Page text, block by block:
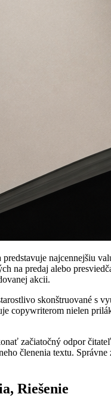
najcennejšiu
na predaj alebo
akcii.
skonštruované s
copywriterom nielen
začiatočný odpor
členenia textu.
Riešenie